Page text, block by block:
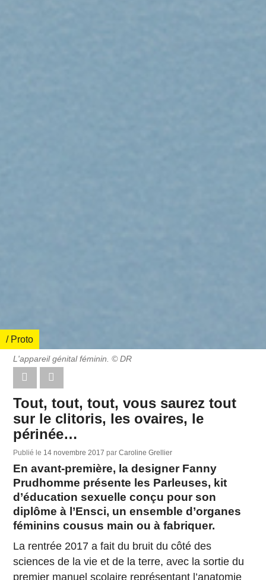
/ Proto
L'appareil génital féminin. © DR
Tout, tout, tout, vous saurez tout
sur le clitoris, les ovaires, le
périnée…
Publié le 14 novembre 2017parCaroline Grellier
En avant-première, la designer Fanny
Prudhomme présente les Parleuses, kit
d’éducation sexuelle conçu pour son
diplôme à l’Ensci, un ensemble d’organes
féminins cousus main ou à fabriquer.
La rentrée 2017 a fait du bruit du côté des
sciences de la vie et de la terre, avec la sortie du
premier manuel scolaire représentant l’anatomie